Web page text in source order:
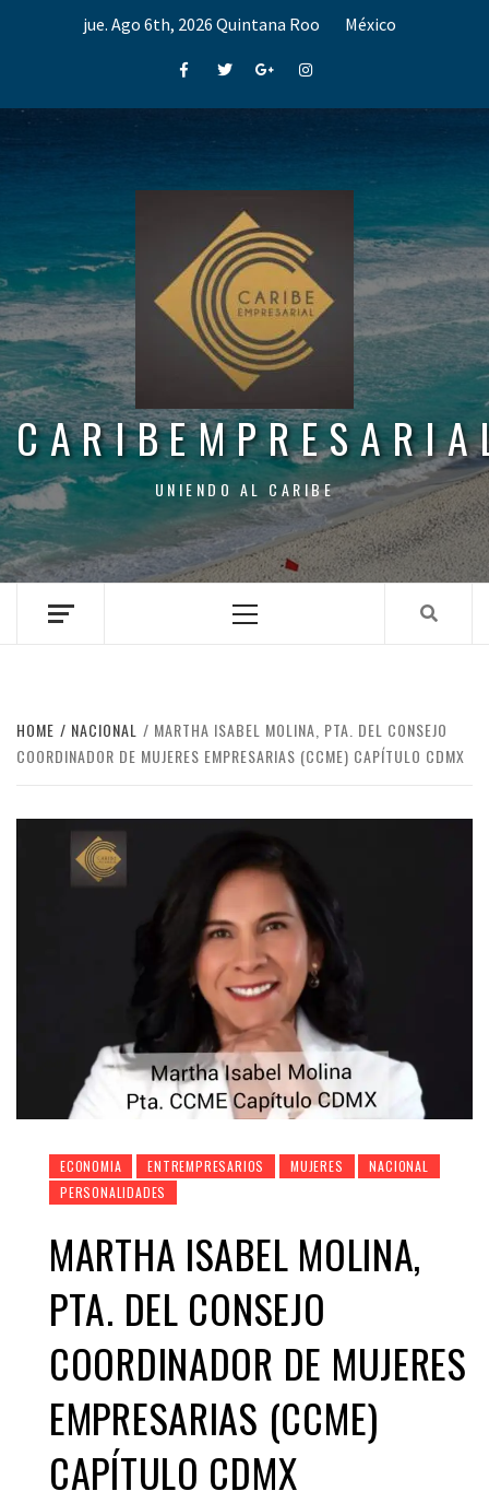
jue. Ago 6th, 2026 Quintana Roo México
FacebookTwitterGoogle+Instagram
UNIENDO AL CARIBE
Menu
HOME NACIONAL
MARTHA ISABEL MOLINA, PTA. DEL CONSEJO
COORDINADOR DE MUJERES EMPRESARIAS (CCME) CAPÍTULO CDMX
ECONOMIA ENTREMPRESARIOS MUJERES
NACIONAL
PERSONALIDADES
MARTHA ISABEL MOLINA,
PTA. DEL CONSEJO
COORDINADOR DE MUJERES
EMPRESARIAS (CCME)
CAPÍTULO CDMX